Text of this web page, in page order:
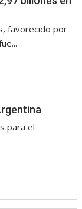
favorecido por
para el